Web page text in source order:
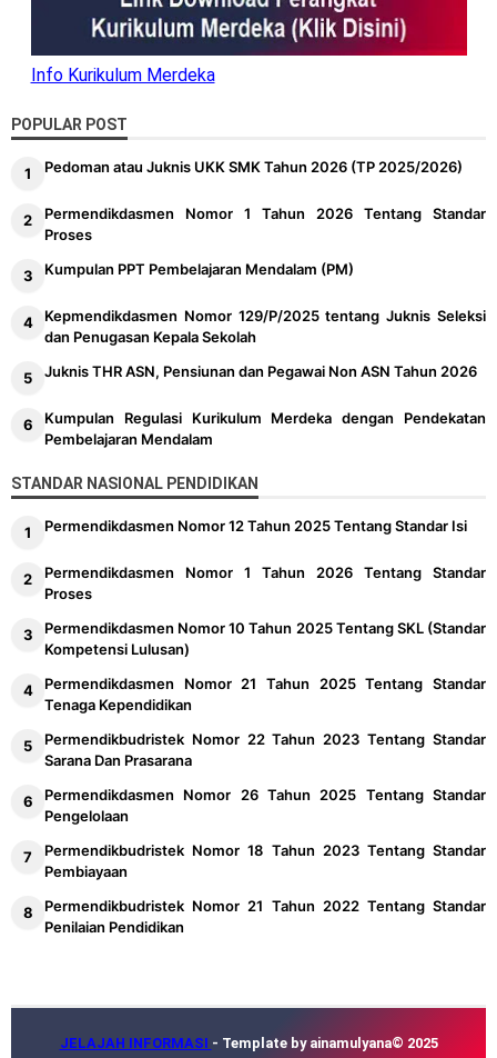
Info Kurikulum Merdeka
POPULAR POST
Pedoman atau Juknis UKK SMK Tahun 2026 (TP 2025/2026)
Permendikdasmen Nomor 1 Tahun 2026 Tentang Standar
Proses
Kumpulan PPT Pembelajaran Mendalam (PM)
Kepmendikdasmen Nomor 129/P/2025 tentang Juknis Seleksi
dan Penugasan Kepala Sekolah
Juknis THR ASN, Pensiunan dan Pegawai Non ASN Tahun 2026
Kumpulan Regulasi Kurikulum Merdeka dengan Pendekatan
Pembelajaran Mendalam
STANDAR NASIONAL PENDIDIKAN
Permendikdasmen Nomor 12 Tahun 2025 Tentang Standar Isi
Permendikdasmen Nomor 1 Tahun 2026 Tentang Standar
Proses
Permendikdasmen Nomor 10 Tahun 2025 Tentang SKL (Standar
Kompetensi Lulusan)
Permendikdasmen Nomor 21 Tahun 2025 Tentang Standar
Tenaga Kependidikan
Permendikbudristek Nomor 22 Tahun 2023 Tentang Standar
Sarana Dan Prasarana
Permendikdasmen Nomor 26 Tahun 2025 Tentang Standar
Pengelolaan
Permendikbudristek Nomor 18 Tahun 2023 Tentang Standar
Pembiayaan
Permendikbudristek Nomor 21 Tahun 2022 Tentang Standar
Penilaian Pendidikan
JELAJAH INFORMASI - Template by ainamulyana© 2025